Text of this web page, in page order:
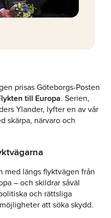
prisas Göteborgs-Posten
till Europa. Serien,
Ylander, lyfter en av vår
skärpa, närvaro och
med längs flyktvägen från
– och skildrar såväl
och rättsliga
att söka skydd.